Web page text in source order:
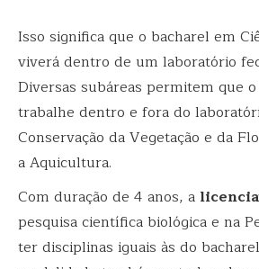
Isso significa que o bacharel em
viverá dentro de um laboratório
Diversas subáreas permitem que
trabalhe dentro e fora do
Conservação da Vegetação e da
a Aquicultura.
Com duração de 4 anos, a
pesquisa científica biológica e na
ter disciplinas iguais às do